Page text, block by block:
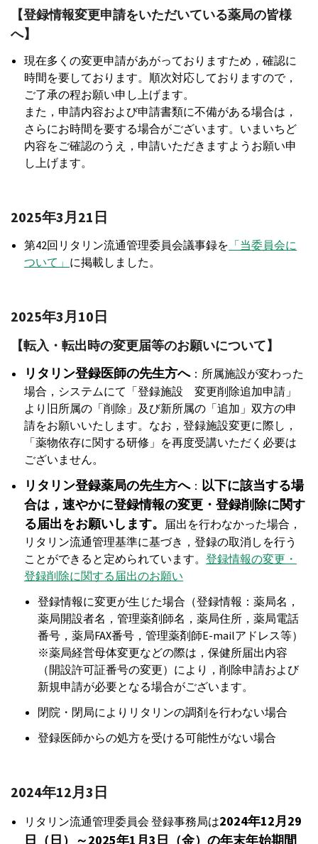
【登録情報変更申請をいただいている薬局の皆様
へ】
現在多くの変更申請があがっておりますため，確認に
時間を要しております。順次対応しておりますので，
ご了承の程お願い申し上げます。
また，申請内容および申請書類に不備がある場合は，
さらにお時間を要する場合がございます。いまいちど
内容をご確認のうえ，申請いただきますようお願い申
し上げます。
2025年3月21日
第42回リタリン流通管理委員会議事録を 「当委員会に
ついて」 に掲載しました。
2025年3月10日
【転入・転出時の変更届等のお願いについて】
リタリン登録医師の先生方へ：所属施設が変わった
場合，システムにて「登録施設 変更削除追加申請」
より旧所属の「削除」及び新所属の「追加」双方の申
請をお願いいたします。なお，登録施設変更に際し，
「薬物依存に関する研修」を再度受講いただく必要は
ございません。
リタリン登録薬局の先生方へ： 以下に該当する場
合は，速やかに登録情報の変更・登録削除に関す
る届出をお願いします。 届出を行わなかった場合，
リタリン流通管理基準に基づき，登録の取消しを行う
ことができると定められています。登録情報の変更・
登録削除に関する届出のお願い
登録情報に変更が生じた場合（登録情報：薬局名，
薬局開設者名，管理薬剤師名，薬局住所，薬局電話
番号，薬局FAX番号，管理薬剤師E-mailアドレス等）
※薬局経営母体変更などの際は，保健所届出内容
（開設許可証番号の変更）により，削除申請および
新規申請が必要となる場合がございます。
閉院・閉局によりリタリンの調剤を行わない場合
登録医師からの処方を受ける可能性がない場合
2024年12月3日
リタリン流通管理委員会 登録事務局は2024年12月29
日（日）～2025年1月3日（金）の年末年始期間